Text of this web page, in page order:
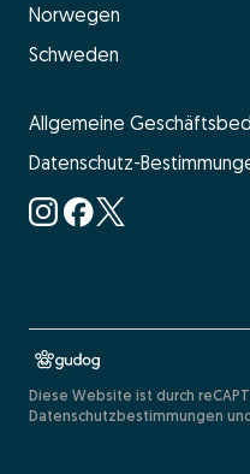
Norwegen
Schweden
Allgemeine
Datenschutz-
Diese Website ist durch
Datenschutzbestimmungen